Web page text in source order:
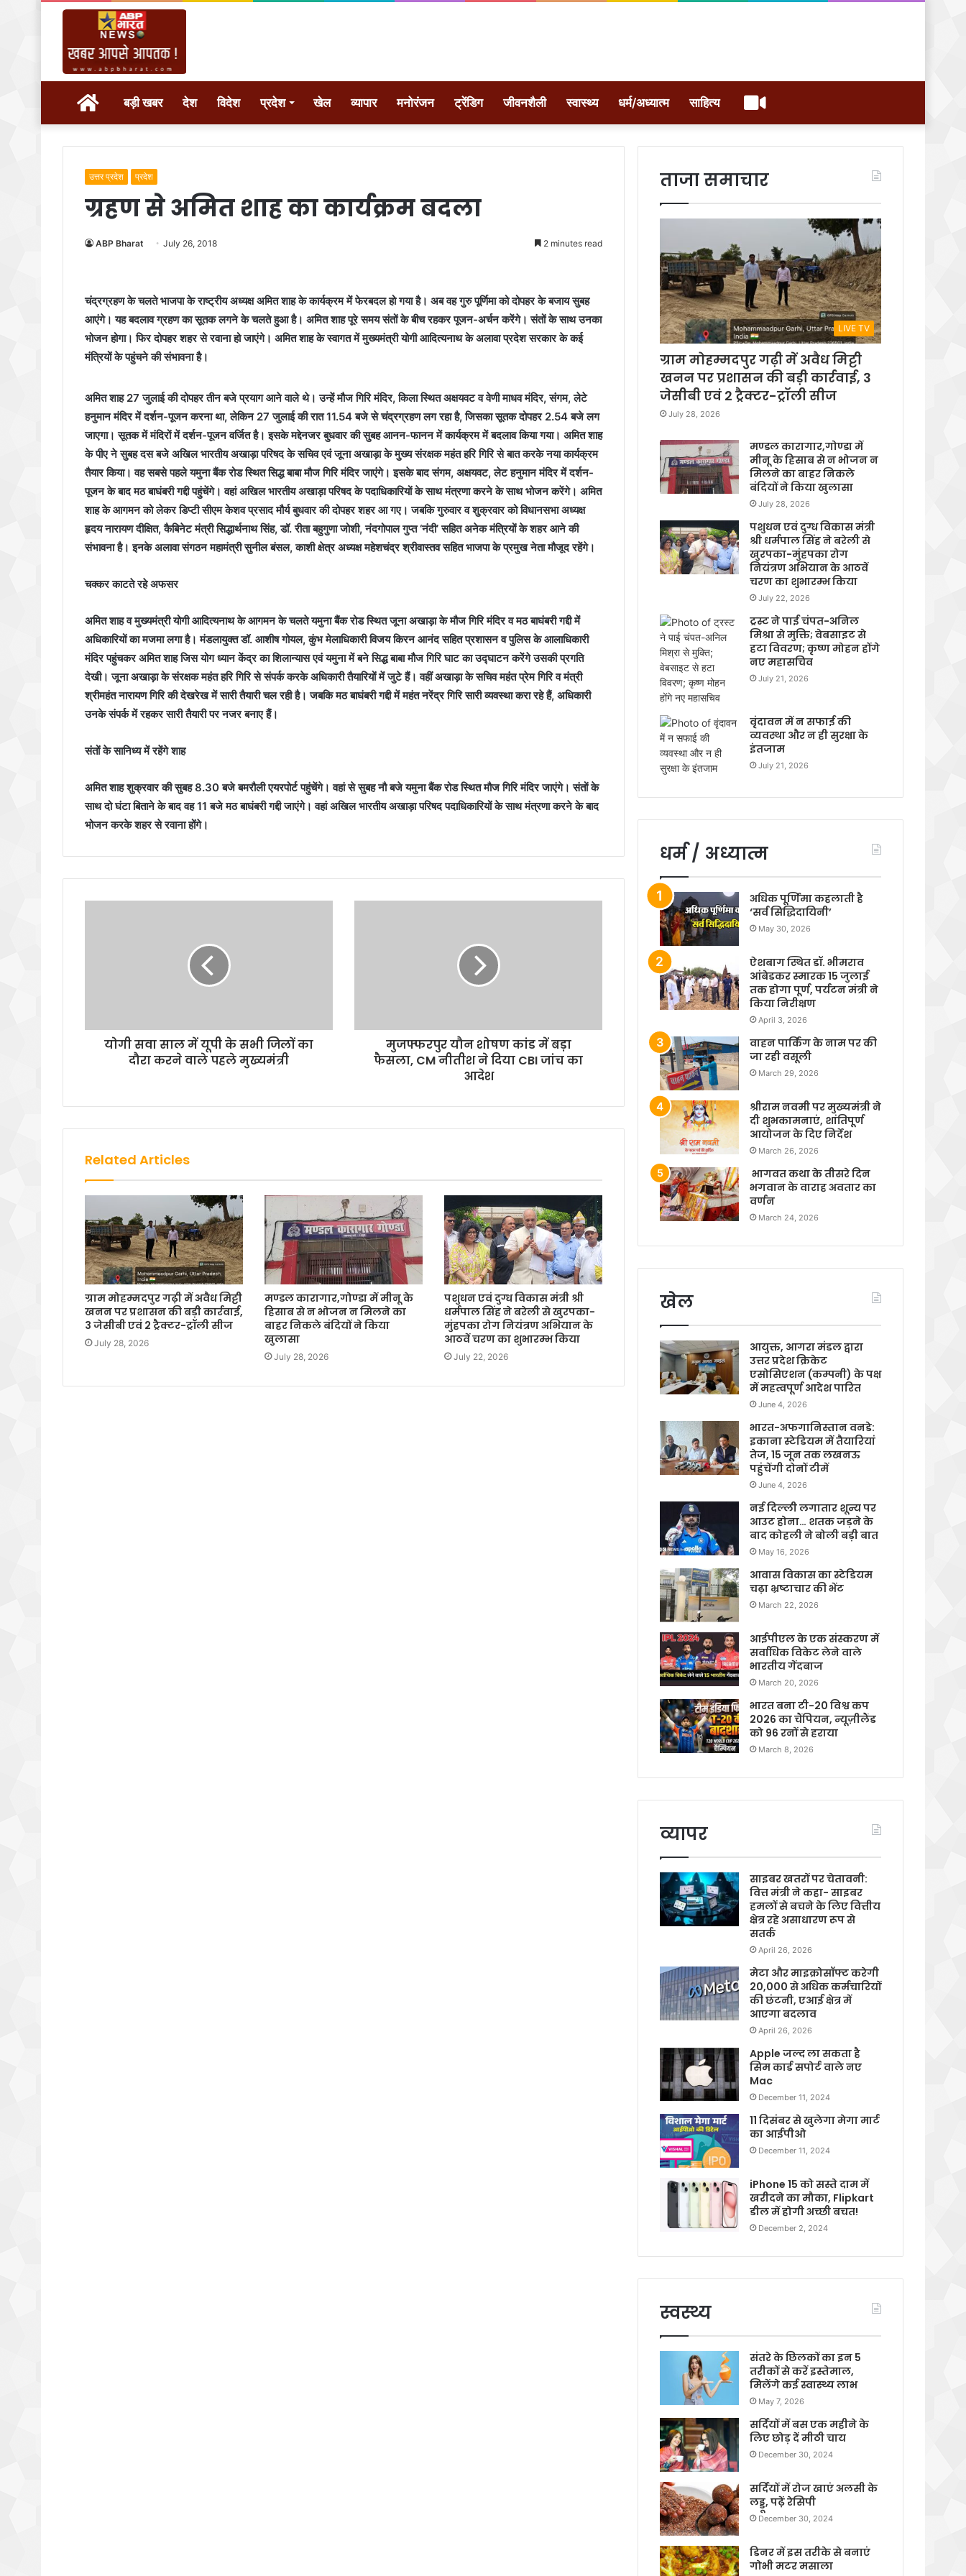
होम बड़ी खबर देश विदेश प्रदेश खेल व्यापार मनोरंजन ट्रेंडिग जीवनशैली स्वास्थ्य धर्म/अध्यात्म साहित्य वीडियो
उत्तर प्रदेश प्रदेश
ग्रहण से अमित शाह का कार्यक्रम बदला
ABP Bharat July 26, 2018 2 minutes read
चंद्रग्रहण के चलते भाजपा के राष्ट्रीय अध्यक्ष अमित शाह के कार्यक्रम में फेरबदल हो गया है। अब वह गुरु पूर्णिमा को दोपहर के बजाय सुबह
आएंगे। यह बदलाव ग्रहण का सूतक लगने के चलते हुआ है। अमित शाह पूरे समय संतों के बीच रहकर पूजन-अर्चन करेंगे। संतों के साथ उनका
भोजन होगा। फिर दोपहर शहर से रवाना हो जाएंगे। अमित शाह के स्वागत में मुख्यमंत्री योगी आदित्यनाथ के अलावा प्रदेश सरकार के कई
मंत्रियों के पहुंचने की संभावना है।
अमित शाह 27 जुलाई की दोपहर तीन बजे प्रयाग आने वाले थे। उन्हें मौज गिरि मंदिर, किला स्थित अक्षयवट व वेणी माधव मंदिर, संगम, लेटे
हनुमान मंदिर में दर्शन-पूजन करना था, लेकिन 27 जुलाई की रात 11.54 बजे से चंद्रग्रहण लग रहा है, जिसका सूतक दोपहर 2.54 बजे लग
जाएगा। सूतक में मंदिरों में दर्शन-पूजन वर्जित है। इसके मद्देनजर बुधवार की सुबह आनन-फानन में कार्यक्रम में बदलाव किया गया। अमित शाह
के पीए ने सुबह दस बजे अखिल भारतीय अखाड़ा परिषद के सचिव एवं जूना अखाड़ा के मुख्य संरक्षक महंत हरि गिरि से बात करके नया कार्यक्रम
तैयार किया। वह सबसे पहले यमुना बैंक रोड स्थित सिद्ध बाबा मौज गिरि मंदिर जाएंगे। इसके बाद संगम, अक्षयवट, लेट हनुमान मंदिर में दर्शन-
पूजन के बाद मठ बाघंबरी गद्दी पहुंचेंगे। वहां अखिल भारतीय अखाड़ा परिषद के पदाधिकारियों के साथ मंत्रणा करने के साथ भोजन करेंगे। अमित
शाह के आगमन को लेकर डिप्टी सीएम केशव प्रसाद मौर्य बुधवार की दोपहर शहर आ गए। जबकि गुरुवार व शुक्रवार को विधानसभा अध्यक्ष
हृदय नारायण दीक्षित, कैबिनेट मंत्री सिद्धार्थनाथ सिंह, डॉ. रीता बहुगुणा जोशी, नंदगोपाल गुप्त ‘नंदी’ सहित अनेक मंत्रियों के शहर आने की
संभावना है। इनके अलावा संगठन महामंत्री सुनील बंसल, काशी क्षेत्र अध्यक्ष महेशचंद्र श्रीवास्तव सहित भाजपा के प्रमुख नेता मौजूद रहेंगे।
चक्कर काटते रहे अफसर
अमित शाह व मुख्यमंत्री योगी आदित्यनाथ के आगमन के चलते यमुना बैंक रोड स्थित जूना अखाड़ा के मौज गिरि मंदिर व मठ बाघंबरी गद्दी में
अधिकारियों का मजमा लगा है। मंडलायुक्त डॉ. आशीष गोयल, कुंभ मेलाधिकारी विजय किरन आनंद सहित प्रशासन व पुलिस के आलाधिकारी
मंदिर पहुंचकर अमित शाह जिस योग ध्यान केंद्र का शिलान्यास एवं यमुना में बने सिद्ध बाबा मौज गिरि घाट का उद्घाटन करेंगे उसकी प्रगति
देखी। जूना अखाड़ा के संरक्षक महंत हरि गिरि से संपर्क करके अधिकारी तैयारियों में जुटे हैं। वहीं अखाड़ा के सचिव महंत प्रेम गिरि व मंत्री
श्रीमहंत नारायण गिरि की देखरेख में सारी तैयारी चल रही है। जबकि मठ बाघंबरी गद्दी में महंत नरेंद्र गिरि सारी व्यवस्था करा रहे हैं, अधिकारी
उनके संपर्क में रहकर सारी तैयारी पर नजर बनाए हैं।
संतों के सानिध्य में रहेंगे शाह
अमित शाह शुक्रवार की सुबह 8.30 बजे बमरौली एयरपोर्ट पहुंचेंगे। वहां से सुबह नौ बजे यमुना बैंक रोड स्थित मौज गिरि मंदिर जाएंगे। संतों के
साथ दो घंटा बिताने के बाद वह 11 बजे मठ बाघंबरी गद्दी जाएंगे। वहां अखिल भारतीय अखाड़ा परिषद पदाधिकारियों के साथ मंत्रणा करने के बाद
भोजन करके शहर से रवाना होंगे।
योगी सवा साल में यूपी के सभी जिलों का
दौरा करने वाले पहले मुख्यमंत्री
मुजफ्फरपुर यौन शोषण कांड में बड़ा
फैसला, CM नीतीश ने दिया CBI जांच का
आदेश
Related Articles
ग्राम मोहम्मदपुर गढ़ी में अवैध मिट्टी
खनन पर प्रशासन की बड़ी कार्रवाई,
3 जेसीबी एवं 2 ट्रैक्टर-ट्रॉली सीज
July 28, 2026
मण्डल कारागार,गोण्डा में मीनू के
हिसाब से न भोजन न मिलने का
बाहर निकले बंदियों ने किया
खुलासा
July 28, 2026
पशुधन एवं दुग्ध विकास मंत्री श्री
धर्मपाल सिंह ने बरेली से खुरपका-
मुंहपका रोग नियंत्रण अभियान के
आठवें चरण का शुभारम्भ किया
July 22, 2026
ताजा समाचार
LIVE TV
ग्राम मोहम्मदपुर गढ़ी में अवैध मिट्टी
खनन पर प्रशासन की बड़ी कार्रवाई, 3
जेसीबी एवं 2 ट्रैक्टर-ट्रॉली सीज
July 28, 2026
मण्डल कारागार,गोण्डा में
मीनू के हिसाब से न भोजन न
मिलने का बाहर निकले
बंदियों ने किया खुलासा
July 28, 2026
पशुधन एवं दुग्ध विकास मंत्री
श्री धर्मपाल सिंह ने बरेली से
खुरपका-मुंहपका रोग
नियंत्रण अभियान के आठवें
चरण का शुभारम्भ किया
July 22, 2026
ट्रस्ट ने पाई चंपत-अनिल
मिश्रा से मुक्ति; वेबसाइट से
हटा विवरण; कृष्ण मोहन होंगे
नए महासचिव
July 21, 2026
वृंदावन में न सफाई की
व्यवस्था और न ही सुरक्षा के
इंतजाम
July 21, 2026
धर्म / अध्यात्म
अधिक पूर्णिमा कहलाती है
‘सर्व सिद्धिदायिनी’
May 30, 2026
ऐशबाग स्थित डॉ. भीमराव
आंबेडकर स्मारक 15 जुलाई
तक होगा पूर्ण, पर्यटन मंत्री ने
किया निरीक्षण
April 3, 2026
वाहन पार्किंग के नाम पर की
जा रही वसूली
March 29, 2026
श्रीराम नवमी पर मुख्यमंत्री ने
दी शुभकामनाएं, शांतिपूर्ण
आयोजन के दिए निर्देश
March 26, 2026
भागवत कथा के तीसरे दिन
भगवान के वाराह अवतार का
वर्णन
March 24, 2026
खेल
आयुक्त, आगरा मंडल द्वारा
उत्तर प्रदेश क्रिकेट
एसोसिएशन (कम्पनी) के पक्ष
में महत्वपूर्ण आदेश पारित
June 4, 2026
भारत-अफगानिस्तान वनडे:
इकाना स्टेडियम में तैयारियां
तेज, 15 जून तक लखनऊ
पहुंचेंगी दोनों टीमें
June 4, 2026
नई दिल्ली लगातार शून्य पर
आउट होना… शतक जड़ने के
बाद कोहली ने बोली बड़ी बात
May 16, 2026
आवास विकास का स्टेडियम
चढ़ा भ्रष्टाचार की भेंट
March 22, 2026
आईपीएल के एक संस्करण में
सर्वाधिक विकेट लेने वाले
भारतीय गेंदबाज
March 20, 2026
भारत बना टी-20 विश्व कप
2026 का चैंपियन, न्यूज़ीलैंड
को 96 रनों से हराया
March 8, 2026
व्यापर
साइबर खतरों पर चेतावनी:
वित्त मंत्री ने कहा- साइबर
हमलों से बचने के लिए वित्तीय
क्षेत्र रहे असाधारण रूप से
सतर्क
April 26, 2026
मेटा और माइक्रोसॉफ्ट करेगी
20,000 से अधिक कर्मचारियों
की छंटनी, एआई क्षेत्र में
आएगा बदलाव
April 26, 2026
Apple जल्द ला सकता है
सिम कार्ड सपोर्ट वाले नए
Mac
December 11, 2024
11 दिसंबर से खुलेगा मेगा मार्ट
का आईपीओ
December 11, 2024
iPhone 15 को सस्ते दाम में
खरीदने का मौका, Flipkart
डील में होगी अच्छी बचत!
December 2, 2024
स्वस्थ्य
संतरे के छिलकों का इन 5
तरीकों से करें इस्तेमाल,
मिलेंगे कई स्वास्थ्य लाभ
May 7, 2026
सर्दियों में बस एक महीने के
लिए छोड़ दें मीठी चाय
December 30, 2024
सर्दियों में रोज खाएं अलसी के
लड्डू, पढ़ें रेसिपी
December 30, 2024
डिनर में इस तरीके से बनाएं
गोभी मटर मसाला